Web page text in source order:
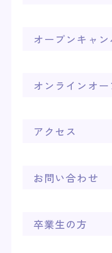
オープンキャン
オンラインオ
アクセス
お問い合わせ
卒業生の方